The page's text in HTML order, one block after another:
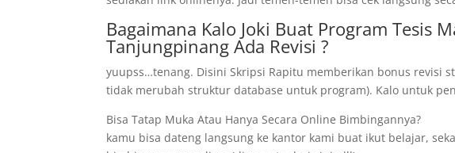
Bagaimana Kalo Joki Buat Program Tesis
Tanjungpinang Ada Revisi ?
yuupss…tenang. Disini Skripsi Rapitu memberikan bonus revisi
tidak merubah struktur database untuk program). Kalo untuk
Bisa Tatap Muka Atau Hanya Secara Online Bimbingannya?
kamu bisa dateng langsung ke kantor kami buat ikut belajar,